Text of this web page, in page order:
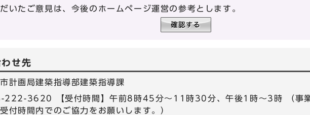
いたご意見は、今後のホームページ運営の参考とします。
せ先
計画局建築指導部建築指導課
222-3620 【受付時間】午前8時45分～11時30分、午後1時～3時 （事業
付時間内でのご協力をお願いします。）